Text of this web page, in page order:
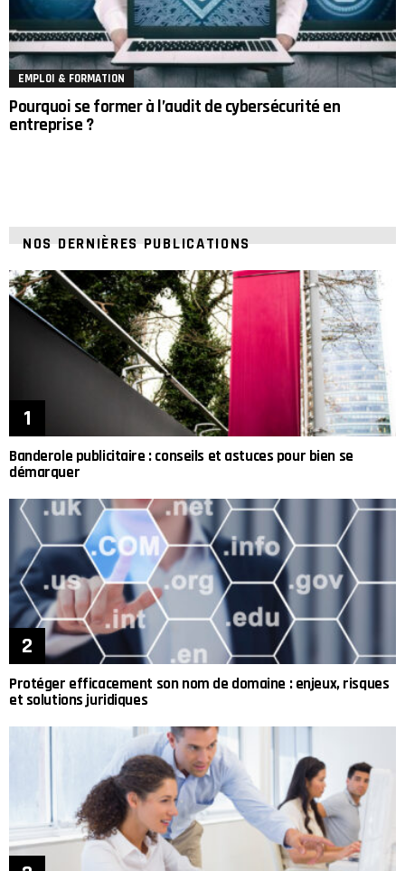
EMPLOI & FORMATION
Pourquoi se former à l’audit de cybersécurité en
entreprise ?
NOS DERNIÈRES PUBLICATIONS
Banderole publicitaire : conseils et astuces pour bien se
démarquer
Protéger efficacement son nom de domaine : enjeux, risques
et solutions juridiques